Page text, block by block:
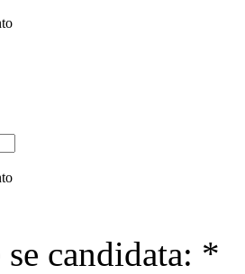
se candidata: *